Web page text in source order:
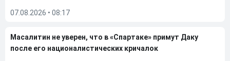
07.08.2026 • 08:17
Масалитин не уверен, что в «Спартаке» примут Даку
после его националистических кричалок